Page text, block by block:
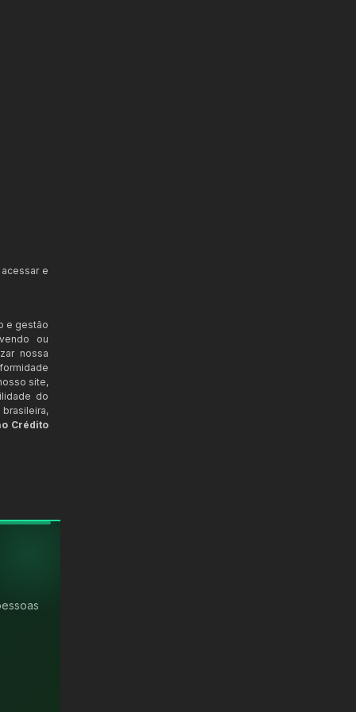
e
e gestão
ou
nossa
site,
do
Crédito